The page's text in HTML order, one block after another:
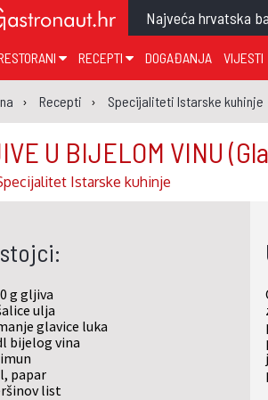
Najveća hrvatska
ZAGREB I ZAGREBAČKA ŽUPANIJA
MEĐIMURSKA ŽUPANIJA
KARLOVAČKA ŽUPANIJA
KOPRIVNIČKO-KRIŽEVAČKA ŽUPANIJA
VIROVITIČKO-PODRAVSKA ŽUPANIJA
OSJEČKO-BARANJSKA ŽUPANIJA
VUKOVARSKO-SRIJEMSKA ŽUPANIJA
ISTARSKA ŽUPANIJA
RECEPTI
JUHA
GLAVNO JELO
PRILOG
SALATA
DOGAĐANJA VIJESTI
Recepti Specijaliteti Istarske kuhinje
U BIJELOM VINU
Istarske kuhinje
g gljiva
ulja
glavice luka
bijelog vina
papar
list